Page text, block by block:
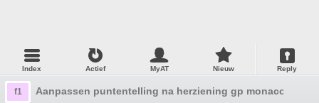
Index Actief MyAT Nieuw Reply
f1 Aanpassen puntentelling na herziening gp monaco